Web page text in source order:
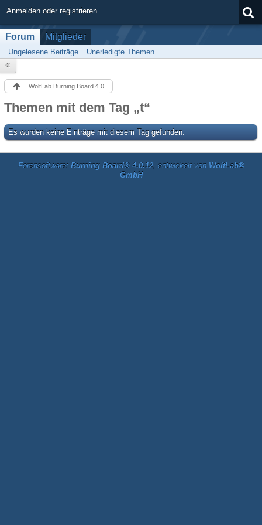
Anmelden oder registrieren
Forum Mitglieder
Ungelesene Beiträge Unerledigte Themen
WoltLab Burning Board 4.0
Themen mit dem Tag „t“
Es wurden keine Einträge mit diesem Tag gefunden.
Forensoftware: Burning Board® 4.0.12, entwickelt von WoltLab®
GmbH